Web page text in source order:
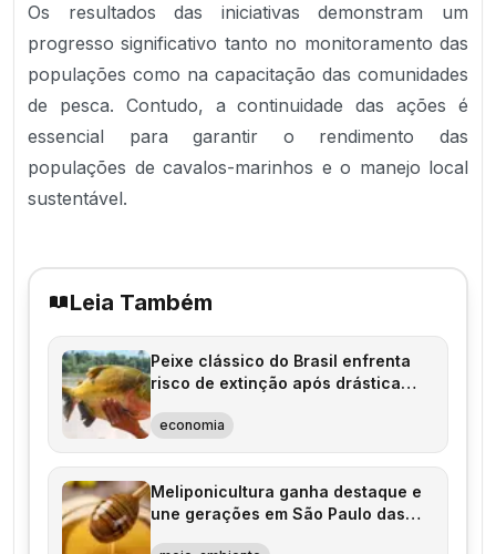
Os resultados das iniciativas demonstram um
progresso significativo tanto no monitoramento das
populações como na capacitação das comunidades
de pesca. Contudo, a continuidade das ações é
essencial para garantir o rendimento das
populações de cavalos-marinhos e o manejo local
sustentável.
Leia Também
Peixe clássico do Brasil enfrenta
risco de extinção após drástica
economia
Meliponicultura ganha destaque e
une gerações em São Paulo das